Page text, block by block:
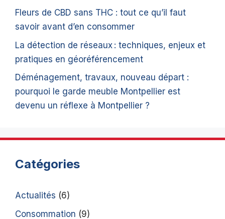
Fleurs de CBD sans THC : tout ce qu’il faut
savoir avant d’en consommer
La détection de réseaux : techniques, enjeux et
pratiques en géoréférencement
Déménagement, travaux, nouveau départ :
pourquoi le garde meuble Montpellier est
devenu un réflexe à Montpellier ?
Catégories
Actualités (6)
Consommation (9)